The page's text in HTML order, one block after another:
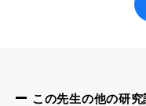
この先生の他の研究